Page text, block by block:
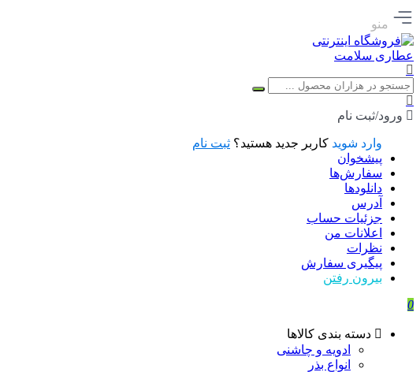
منو
ورود/ثبت نام
وارد شوید کاربر جدید هستید؟ ثبت نام
پیشخوان
سفارش‌ها
دانلودها
آدرس
جزئیات حساب
اعلانات من
نظرات
پیگیری سفارش
بیرون رفتن
0
دسته بندی کالاها
ادویه و چاشنی
انواع بذر